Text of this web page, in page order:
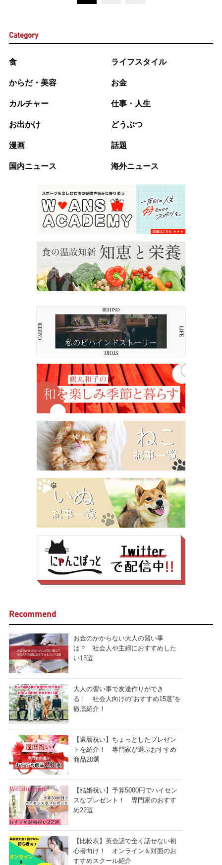
Category
食 ライフスタイル
からだ・美容 お金
カルチャー 仕事・人生
お出かけ どうぶつ
漫画 話題
国内ニュース 海外ニュース
Recommend
お金のかからない大人の習い事
は？ 社会人や主婦におすすめした
い13選
大人の習い事で友達作りができ
る！ 社会人向けの“おすすめ15選”を
徹底紹介！
【還暦祝い】ちょっとしたプレゼン
トを紹介！ 専門家が選ぶおすすめ
商品20選
【結婚祝い】予算5000円でハイセン
スなプレゼント！ 専門家のおすす
め22選
【比較表】英会話で全く話せない初
心者向け！ オンライン＆対面のお
すすめスクール紹介